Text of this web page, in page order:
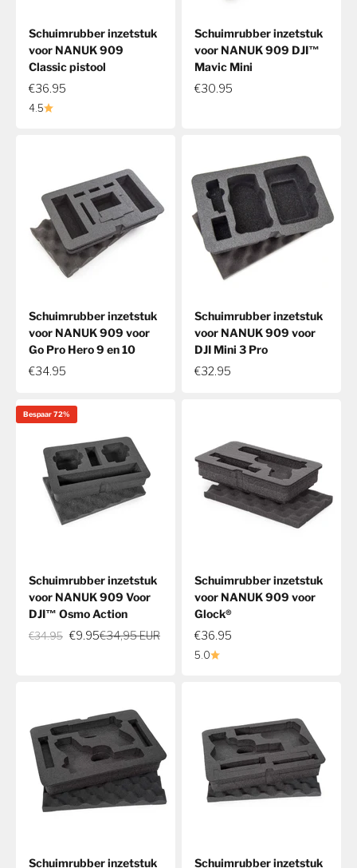
Schuimrubber inzetstuk
voor NANUK 909
Classic pistool
€36.95
4.5
Schuimrubber inzetstuk
voor NANUK 909 DJI™
Mavic Mini
€30.95
Schuimrubber inzetstuk
voor NANUK 909 voor
Go Pro Hero 9 en 10
€34.95
Schuimrubber inzetstuk
voor NANUK 909 voor
DJI Mini 3 Pro
€32.95
Bespaar 72%
Schuimrubber inzetstuk
voor NANUK 909 Voor
DJI™ Osmo Action
€34.95 €9.95Normale prijs
€34,95 EUR
Schuimrubber inzetstuk
voor NANUK 909 voor
Glock®
€36.95
5.0
Schuimrubber inzetstuk Schuimrubber inzetstuk